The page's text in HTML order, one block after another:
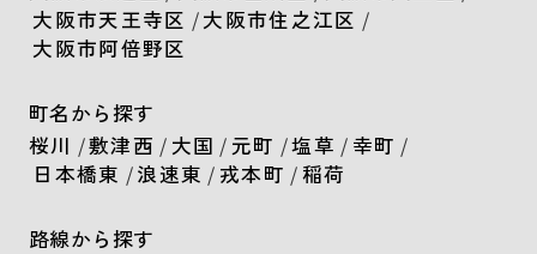
大阪市天王寺区 /大阪市住之江区 /
大阪市阿倍野区
町名から探す
桜川 /敷津西 / 大国 / 元町 /塩草 / 幸町 /
日本橋東 /浪速東 / 戎本町 /稲荷
路線から探す